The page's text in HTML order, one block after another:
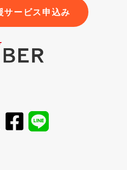
サービス申込み